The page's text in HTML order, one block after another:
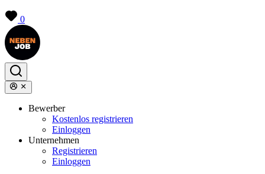
0
Bewerber
Kostenlos registrieren
Einloggen
Unternehmen
Registrieren
Einloggen